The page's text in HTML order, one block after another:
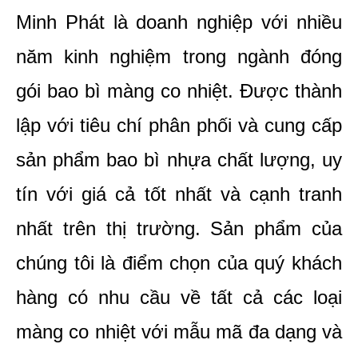
Minh Phát là doanh nghiệp với nhiều
năm kinh nghiệm trong ngành đóng
gói bao bì màng co nhiệt. Được thành
lập với tiêu chí phân phối và cung cấp
sản phẩm bao bì nhựa chất lượng, uy
tín với giá cả tốt nhất và cạnh tranh
nhất trên thị trường. Sản phẩm của
chúng tôi là điểm chọn của quý khách
hàng có nhu cầu về tất cả các loại
màng co nhiệt với mẫu mã đa dạng và